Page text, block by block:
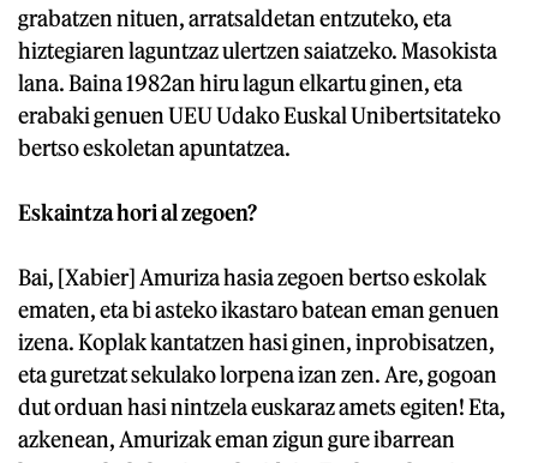
grabatzen nituen, arratsaldetan entzuteko, eta
hiztegiaren laguntzaz ulertzen saiatzeko. Masokista
lana. Baina 1982an hiru lagun elkartu ginen, eta
erabaki genuen UEU Udako Euskal Unibertsitateko
bertso eskoletan apuntatzea.
Eskaintza hori al zegoen?
Bai, [Xabier] Amuriza hasia zegoen bertso eskolak
ematen, eta bi asteko ikastaro batean eman genuen
izena. Koplak kantatzen hasi ginen, inprobisatzen,
eta guretzat sekulako lorpena izan zen. Are, gogoan
dut orduan hasi nintzela euskaraz amets egiten! Eta,
azkenean, Amurizak eman zigun gure ibarrean